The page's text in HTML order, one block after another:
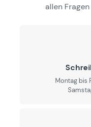
allen
Montag bis